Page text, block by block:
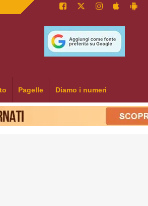
Pagelle Diamo i numeri